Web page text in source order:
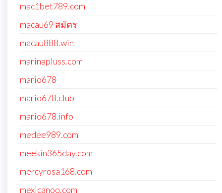
mac1bet789.com
macau69 สมัคร
macau888.win
marinapluss.com
mario678
mario678.club
mario678.info
medee989.com
meekin365day.com
mercyrosa168.com
mexicanoo.com